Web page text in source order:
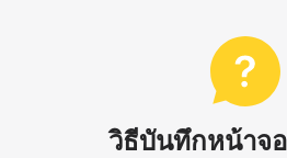
วิธีบันทึกหน้าจ